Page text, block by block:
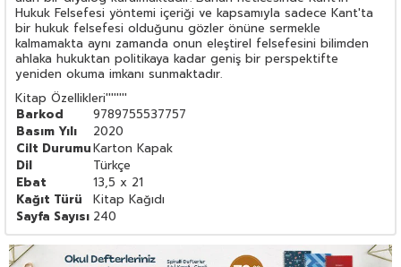
Hukuk Felsefesi yöntemi içeriği ve kapsamıyla sadece Kant'ta
bir hukuk felsefesi olduğunu gözler önüne sermekle
kalmamakta aynı zamanda onun eleştirel felsefesini bilimden
ahlaka hukuktan politikaya kadar geniş bir perspektifte
yeniden okuma imkanı sunmaktadır.
Kitap Özellikleri''''''''
Barkod
9789755537757
Basım Yılı
2020
Cilt DurumuKarton Kapak
Dil
Türkçe
Ebat
13,5 x 21
Kağıt Türü
Kitap Kağıdı
Sayfa Sayısı 240